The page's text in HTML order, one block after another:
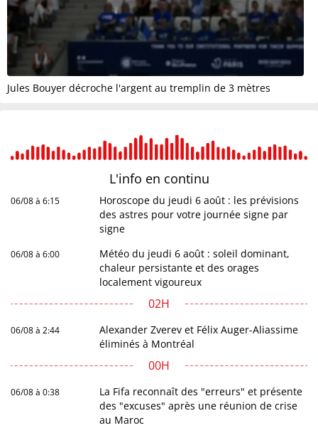
Jules Bouyer décroche l'argent au tremplin de 3 mètres
L'info en continu
06/08 à 6:15
Horoscope du jeudi 6 août : les prévisions
des astres pour votre journée signe par
signe
06/08 à 6:00
Météo du jeudi 6 août : soleil dominant,
chaleur persistante et des orages
localement vigoureux
02H
06/08 à 2:44
Alexander Zverev et Félix Auger-Aliassime
éliminés à Montréal
00H
06/08 à 0:38
La Fifa reconnaît des "erreurs" et présente
des "excuses" après une réunion de crise
au Maroc